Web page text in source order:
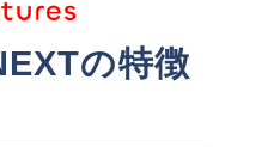
の特徴